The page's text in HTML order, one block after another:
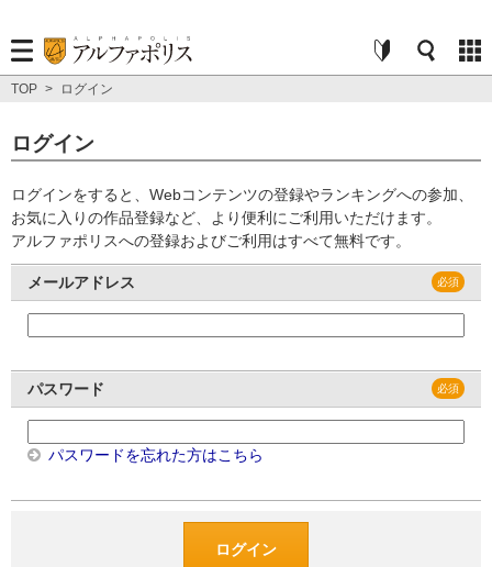
TOP > ログイン
ログイン
ログインをすると、Webコンテンツの登録やランキングへの参加、
お気に入りの作品登録など、より便利にご利用いただけます。
アルファポリスへの登録およびご利用はすべて無料です。
メールアドレス
パスワード
パスワードを忘れた方はこちら